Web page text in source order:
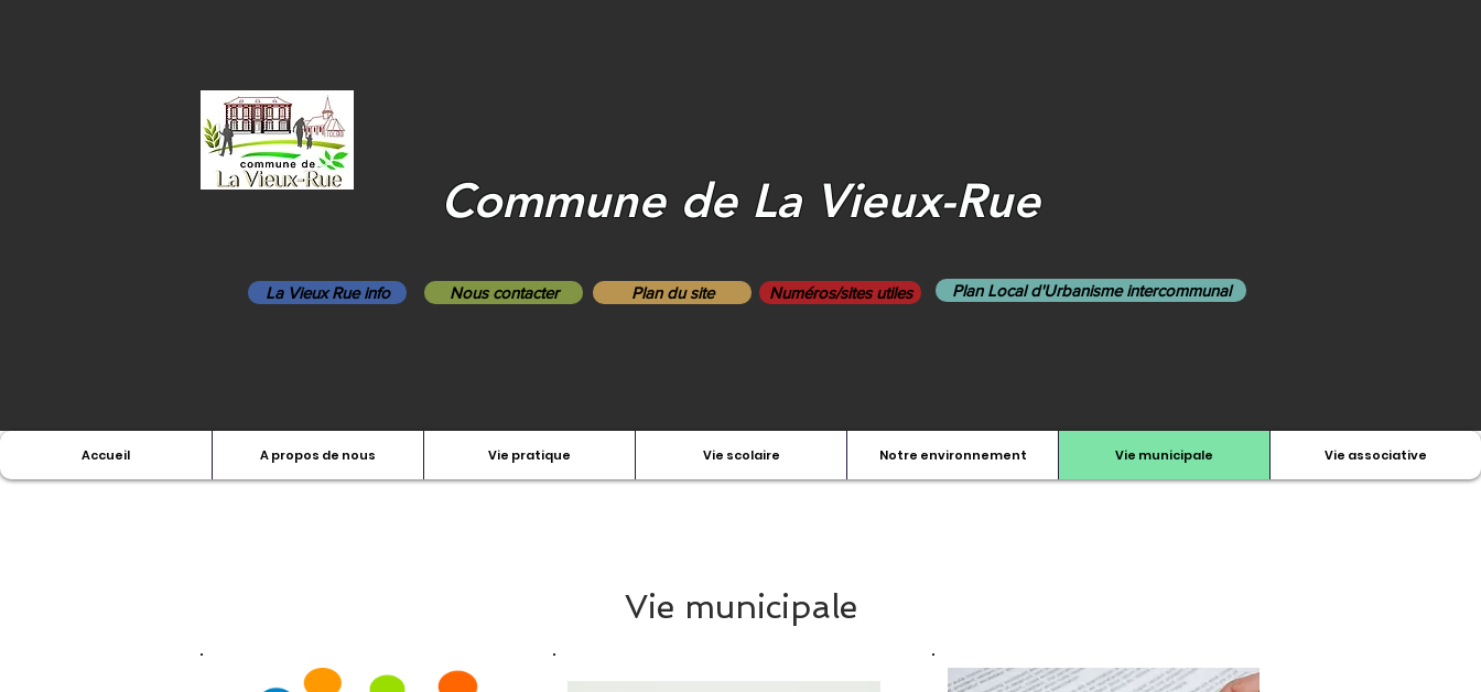
Commune de La Vieux-Rue
La Vieux Rue info Nous contacter Plan du site Numéros/sites utiles Plan Local d'Urbanisme intercommunal
Accueil A propos de nous Vie pratique Vie scolaire Notre environnement Vie municipale Vie associative
Vie municipale
Vie municipale